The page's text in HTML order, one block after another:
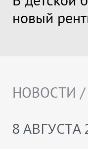
новый
НОВОСТИ /
8 АВГУСТА